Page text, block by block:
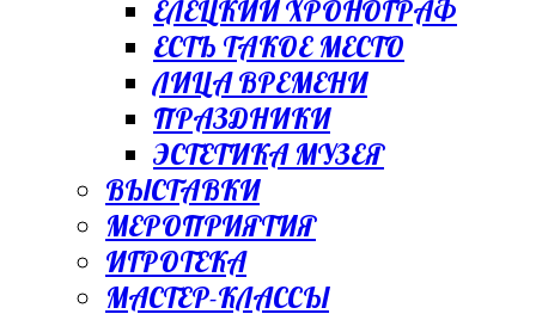
ЕЛЕЦКИЙ ХРОНОГРАФ
ЕСТЬ ТАКОЕ МЕСТО
ЛИЦА ВРЕМЕНИ
ПРАЗДНИКИ
ЭСТЕТИКА МУЗЕЯ
ВЫСТАВКИ
МЕРОПРИЯТИЯ
ИГРОТЕКА
МАСТЕР-КЛАССЫ